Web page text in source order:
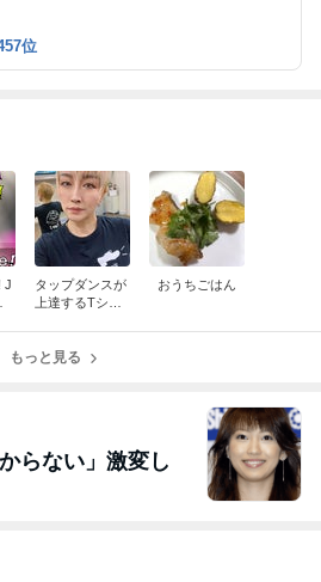
位
J
タップダンスが
上達するTシャ
おうちごはん
もっと見る
らない」激変し